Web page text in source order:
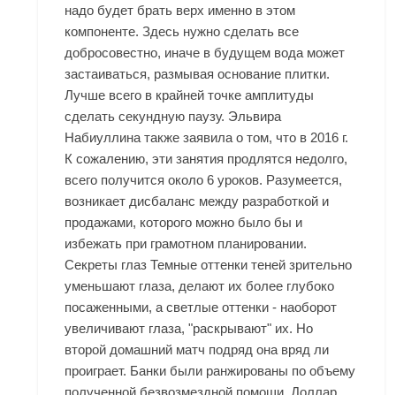
надо будет брать верх именно в этом
компоненте. Здесь нужно сделать все
добросовестно, иначе в будущем вода может
застаиваться, размывая основание плитки.
Лучше всего в крайней точке амплитуды
сделать секундную паузу. Эльвира
Набиуллина также заявила о том, что в 2016 г.
К сожалению, эти занятия продлятся недолго,
всего получится около 6 уроков. Разумеется,
возникает дисбаланс между разработкой и
продажами, которого можно было бы и
избежать при грамотном планировании.
Секреты глаз Темные оттенки теней зрительно
уменьшают глаза, делают их более глубоко
посаженными, а светлые оттенки - наоборот
увеличивают глаза, "раскрывают" их. Но
второй домашний матч подряд она вряд ли
проиграет. Банки были ранжированы по объему
полученной безвозмездной помощи. Доллар